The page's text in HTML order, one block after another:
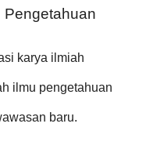
Pengetahuan
karya ilmiah
ilmu pengetahuan
baru.